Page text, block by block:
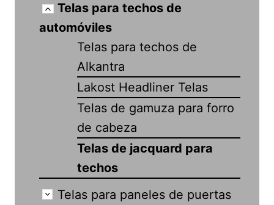
Telas para techos de
automóviles
Telas para techos de
Alkantra
Lakost Headliner Telas
Telas de gamuza para forro
de cabeza
Telas de jacquard para
techos
Telas para paneles de puertas